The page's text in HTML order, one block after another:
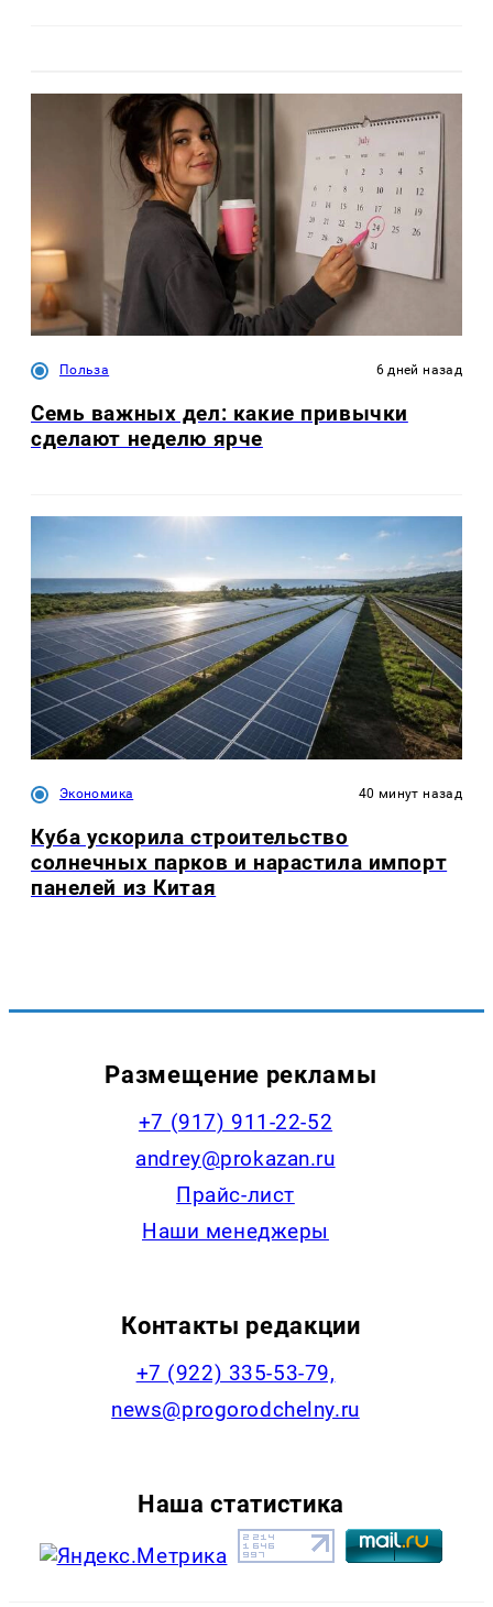
Польза 6 дней назад
Семь важных дел: какие привычки
сделают неделю ярче
Экономика 40 минут назад
Куба ускорила строительство
солнечных парков и нарастила импорт
панелей из Китая
Размещение рекламы
+7 (917) 911-22-52
andrey@prokazan.ru
Прайс-лист
Наши менеджеры
Контакты редакции
+7 (922) 335-53-79,
news@progorodchelny.ru
Наша статистика